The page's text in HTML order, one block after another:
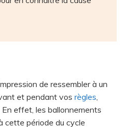
de ressembler à un
et pendant vos règles,
En effet, les ballonnements
cette période du cycle